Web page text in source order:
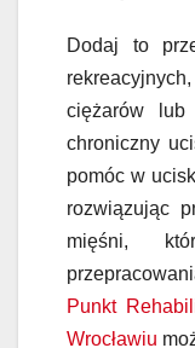
Dodaj to
ciężarów
chroniczny
pomóc w
rozwiązując
mięśni,
Punkt
Wrocławiu